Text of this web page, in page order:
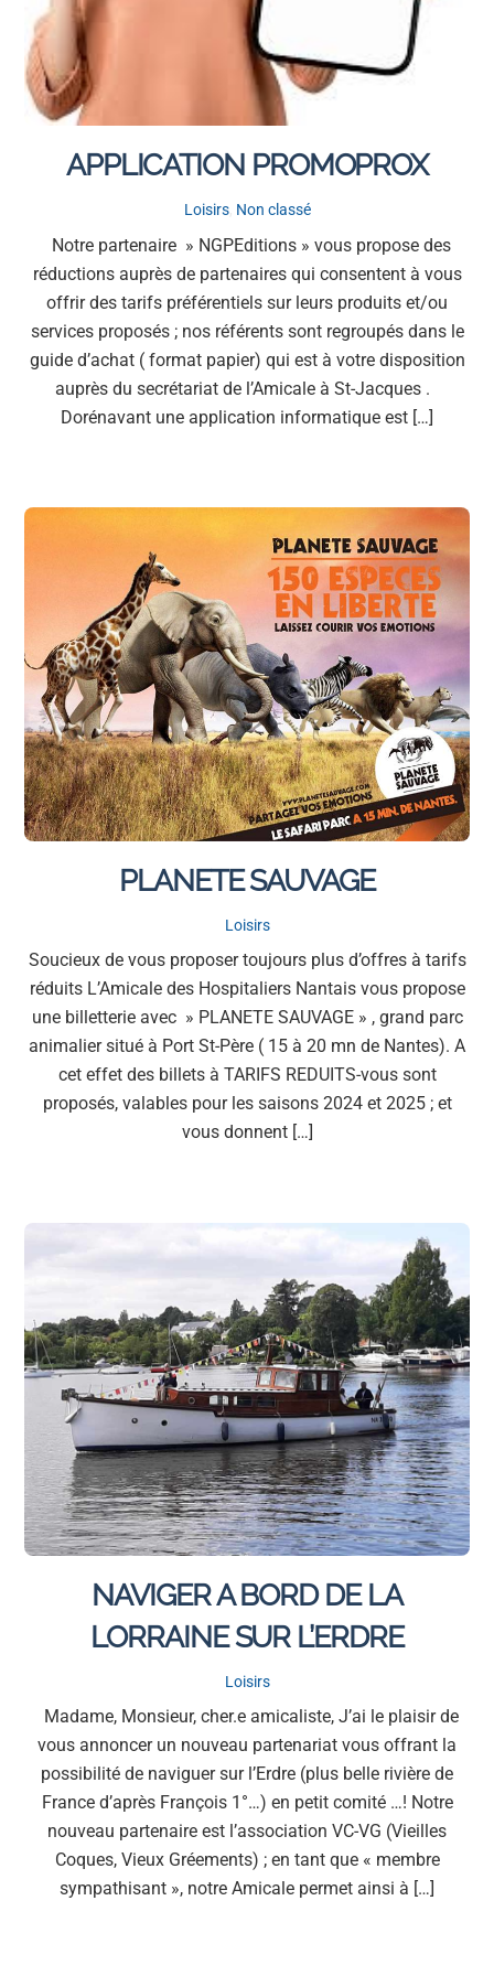
APPLICATION PROMOPROX
Loisirs, Non classé
Notre partenaire » NGPEditions » vous propose des
réductions auprès de partenaires qui consentent à vous
offrir des tarifs préférentiels sur leurs produits et/ou
services proposés ; nos référents sont regroupés dans le
guide d’achat ( format papier) qui est à votre disposition
auprès du secrétariat de l’Amicale à St-Jacques .
Dorénavant une application informatique est […]
PLANETE SAUVAGE
Loisirs
Soucieux de vous proposer toujours plus d’offres à tarifs
réduits L’Amicale des Hospitaliers Nantais vous propose
une billetterie avec » PLANETE SAUVAGE » , grand parc
animalier situé à Port St-Père ( 15 à 20 mn de Nantes). A
cet effet des billets à TARIFS REDUITS-vous sont
proposés, valables pour les saisons 2024 et 2025 ; et
vous donnent […]
NAVIGER A BORD DE LA
LORRAINE SUR L’ERDRE
Loisirs
Madame, Monsieur, cher.e amicaliste, J’ai le plaisir de
vous annoncer un nouveau partenariat vous offrant la
possibilité de naviguer sur l’Erdre (plus belle rivière de
France d’après François 1°…) en petit comité …! Notre
nouveau partenaire est l’association VC-VG (Vieilles
Coques, Vieux Gréements) ; en tant que « membre
sympathisant », notre Amicale permet ainsi à […]